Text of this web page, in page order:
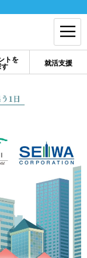
トを
就活支援
イン
ドを忘れた方はこちら
お知らせ